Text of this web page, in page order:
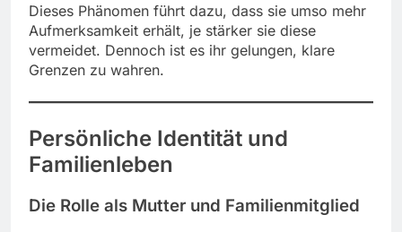
Dieses Phänomen führt dazu, dass sie umso mehr
Aufmerksamkeit erhält, je stärker sie diese
vermeidet. Dennoch ist es ihr gelungen, klare
Grenzen zu wahren.
Persönliche Identität und
Familienleben
Die Rolle als Mutter und Familienmitglied